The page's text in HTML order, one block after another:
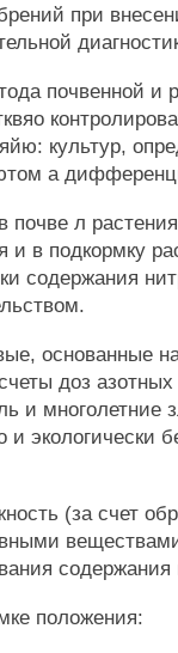
при
почвенной и
культур,
а
почве л
и в подкормку
содержания
основанные
доз
и
и экологически
(за счет
положения: